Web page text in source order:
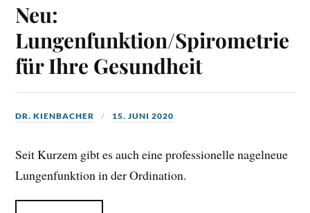
Neu:
Lungenfunktion/Spirometrie
für Ihre Gesundheit
DR. KIENBACHER 15. JUNI 2020
Seit Kurzem gibt es auch eine professionelle nagelneue
Lungenfunktion in der Ordination.